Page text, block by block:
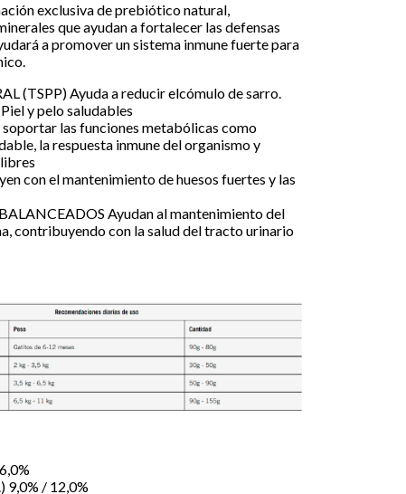
exclusiva de prebiótico natural,
que ayudan a fortalecer las defensas
a promover un sistema inmune fuerte para
(TSPP) Ayuda a reducir elcómulo de sarro.
y pelo saludables
las funciones metabólicas como
la respuesta inmune del organismo y
con el mantenimiento de huesos fuertes y las
Ayudan al mantenimiento del
contribuyendo con la salud del tracto urinario
9,0% / 12,0%